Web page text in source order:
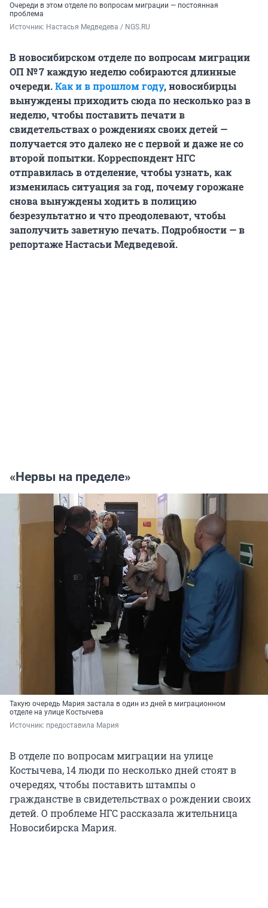
Очереди в этом отделе по вопросам миграции — постоянная
проблема
Источник: Настасья Медведева / NGS.RU
В новосибирском отделе по вопросам миграции
ОП № 7 каждую неделю собираются длинные
очереди.Как и в прошлом году, новосибирцы
вынуждены приходить сюда по несколько раз в
неделю, чтобы поставить печати в
свидетельствах о рождениях своих детей —
получается это далеко не с первой и даже не со
второй попытки. Корреспондент НГС
отправилась в отделение, чтобы узнать, как
изменилась ситуация за год, почему горожане
снова вынуждены ходить в полицию
безрезультатно и что преодолевают, чтобы
заполучить заветную печать. Подробности — в
репортаже Настасьи Медведевой.
«Нервы на пределе»
Такую очередь Мария застала в один из дней в миграционном
отделе на улице Костычева
Источник: предоставила Мария
В отделе по вопросам миграции на улице
Костычева, 14 люди по несколько дней стоят в
очередях, чтобы поставить штампы о
гражданстве в свидетельствах о рождении своих
детей. О проблеме НГС рассказала жительница
Новосибирска Мария.